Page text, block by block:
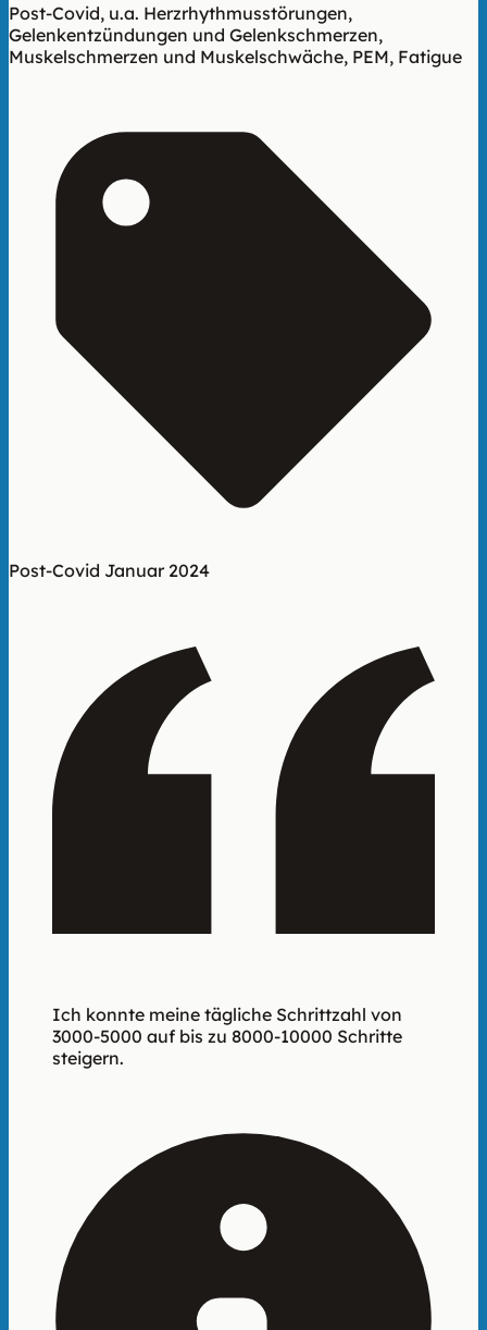
Post-Covid, u.a. Herzrhythmusstörungen,
Gelenkentzündungen und Gelenkschmerzen,
Muskelschmerzen und Muskelschwäche, PEM, Fatigue
Post-Covid Januar 2024
Ich konnte meine tägliche Schrittzahl von
3000-5000 auf bis zu 8000-10000 Schritte
steigern.